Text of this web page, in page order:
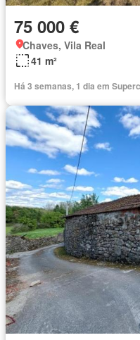
75 000 €
Chaves, Vila Real
41 m²
Há 3 semanas, 1 dia em